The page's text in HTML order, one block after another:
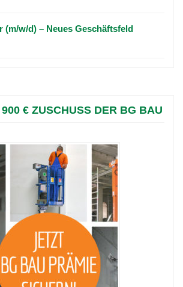
(m/w/d) – Neues Geschäftsfeld
€ ZUSCHUSS DER BG BAU